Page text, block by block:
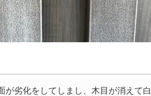
が劣化をしてしまし、木目が消えて